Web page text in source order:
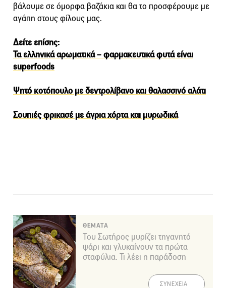
βάλουμε σε όμορφα βαζάκια και θα το προσφέρουμε με
αγάπη στους φίλους μας.
Δείτε επίσης:
Τα ελληνικά αρωματικά – φαρμακευτικά φυτά είναι
superfoods
Ψητό κοτόπουλο με δεντρολίβανο και θαλασσινό αλάτι
Σουπιές φρικασέ με άγρια χόρτα και μυρωδικά
ΘΕΜΑΤΑ
Του Σωτήρος μυρίζει τηγανητό
ψάρι και γλυκαίνουν τα πρώτα
σταφύλια. Τι λέει η παράδοση
ΣΥΝΕΧΕΙΑ